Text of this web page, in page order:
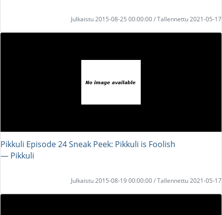
Julkaistu 2015-08-25 00:00:00 / Tallennettu 2021-05-17
Pikkuli Episode 24 Sneak Peek: Pikkuli is Foolish
― Pikkuli
Julkaistu 2015-08-19 00:00:00 / Tallennettu 2021-05-17